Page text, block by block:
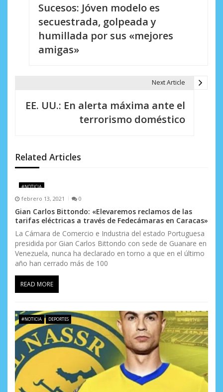
n
d
e
e
n
t
r
a
d
a
s
Sucesos: Jóven modelo es
secuestrada, golpeada y
humillada por sus «mejores
amigas»
Next Article
EE. UU.: En alerta máxima ante el
terrorismo doméstico
Related Articles
#NOTICIA
febrero 13, 2021 0
Gian Carlos Bittondo: «Elevaremos reclamos de las
tarifas eléctricas a través de Fedecámaras en Caracas»
La Cámara de Comercio e Industria del estado Portuguesa
presidida por Gian Carlos Bittondo con sede de Guanare en
Venezuela, nunca ha declarado en torno a que en el último
año han cerrado más de 100
READ MORE
#NOTICIA DEPORTES